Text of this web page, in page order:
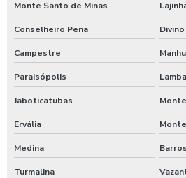
Temporizador para chuveiros pagamento
Temporizador de ducha para quiosque
Timer para chuveiro com fichas
Timer de chuveiro com pix
Timer para ducha de praia
Valor para higienização automotiva
Monte Santo de Minas
Conselheiro Pena Divino
Campestre
Paraisópolis
Jaboticatubas
Ervália
Medina
Turmalina